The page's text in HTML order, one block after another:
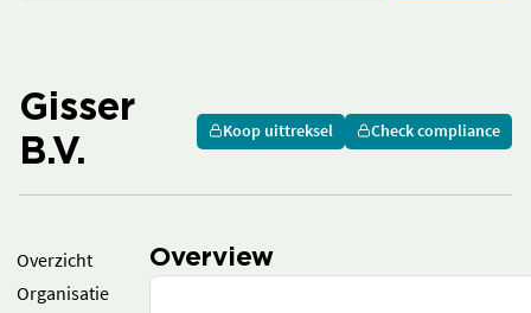
Gisser
B.V.
Koop uittreksel Check compliance
Overzicht
Organisatie
Overview